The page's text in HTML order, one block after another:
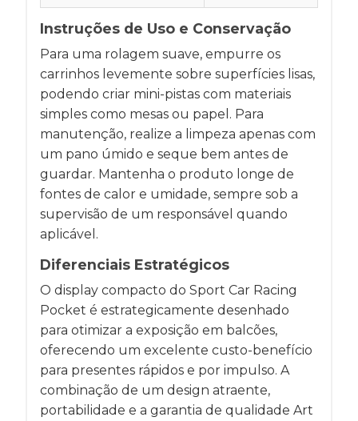
Instruções de Uso e Conservação
Para uma rolagem suave, empurre os
carrinhos levemente sobre superfícies lisas,
podendo criar mini-pistas com materiais
simples como mesas ou papel. Para
manutenção, realize a limpeza apenas com
um pano úmido e seque bem antes de
guardar. Mantenha o produto longe de
fontes de calor e umidade, sempre sob a
supervisão de um responsável quando
aplicável.
Diferenciais Estratégicos
O display compacto do Sport Car Racing
Pocket é estrategicamente desenhado
para otimizar a exposição em balcões,
oferecendo um excelente custo-benefício
para presentes rápidos e por impulso. A
combinação de um design atraente,
portabilidade e a garantia de qualidade Art